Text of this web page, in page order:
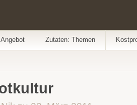
Zutaten: Themen